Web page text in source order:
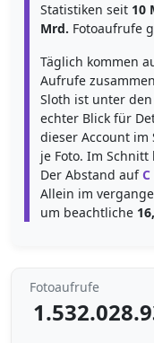
Statistiken seit 10
Mrd. Fotoaufrufe
Täglich kommen
Aufrufe
Sloth ist unter
echter Blick für
dieser Account
je Foto. Im Schnitt
Der Abstand auf
Allein im
um beachtliche
Fotoaufrufe